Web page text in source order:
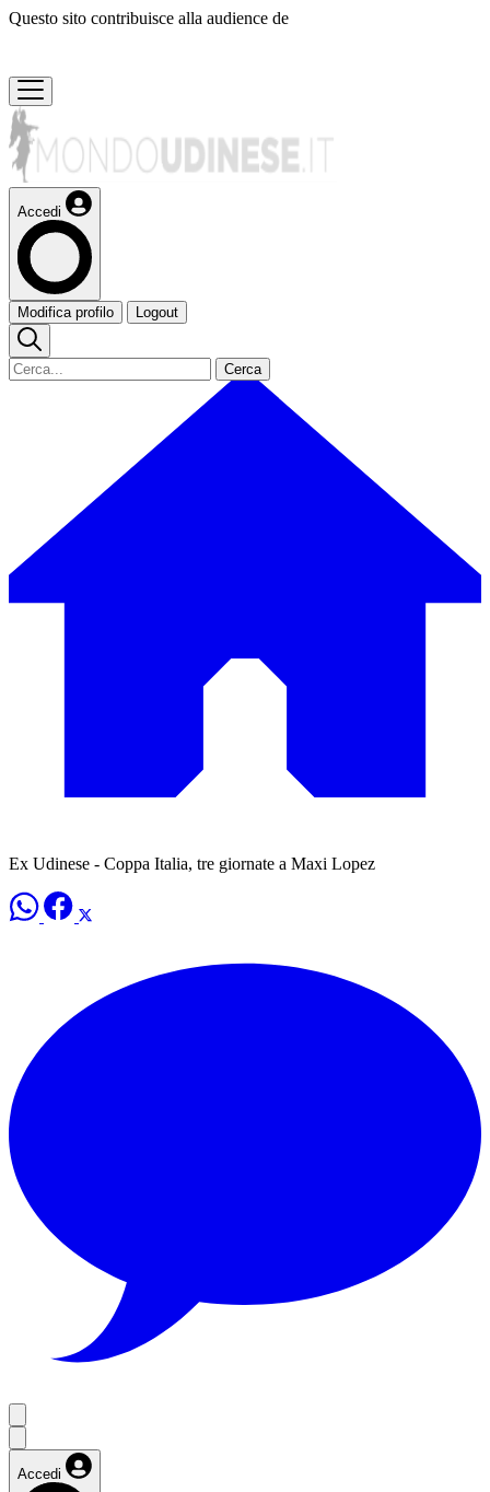
Questo sito contribuisce alla audience de
Accedi
Modifica profilo Logout
Cerca
Ex Udinese - Coppa Italia, tre giornate a Maxi Lopez
Accedi